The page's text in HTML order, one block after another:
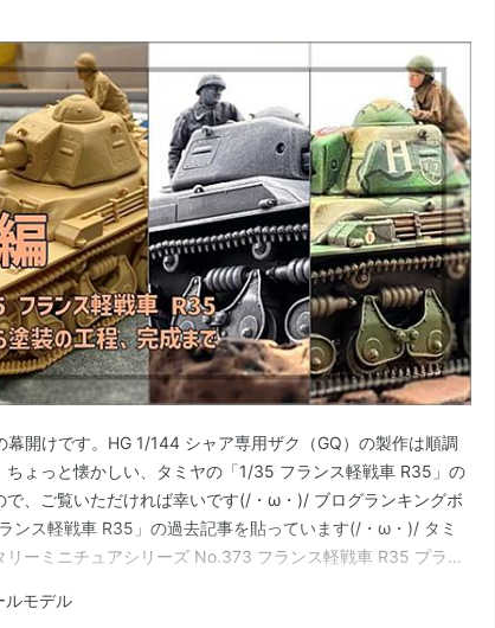
開けです。HG 1/144 シャア専用ザク（GQ）の製作は順調
ちょっと懐かしい、タミヤの「1/35 フランス軽戦車 R35」の
で、ご覧いただければ幸いです(/・ω・)/ ブログランキングボ
ンス軽戦車 R35」の過去記事を貼っています(/・ω・)/ タミ
ーミニチュアシリーズ No.373 フランス軽戦車 R35 プラモ
ルモデル